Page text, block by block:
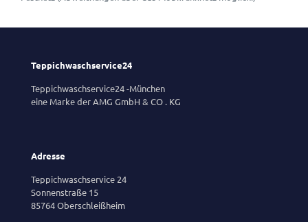
Teppichwaschservice24
Teppichwaschservice24 -München
eine Marke der AMG GmbH & CO . KG
Adresse
Teppichwaschservice 24
Sonnenstraße 15
85764 Oberschleißheim